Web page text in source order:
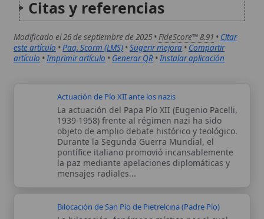
un cuerpo puede estar simultáneamente en
dos lugares distintos, se asocia en la
San Pío de Pietrelcina, conocido como Padre
Pío. Este artículo examina el concepto
teológico...
Autor:Comité editorial
Artículo supervisado por el Comité
editorial de Wikitólica. Las afirmaciones
del artículo están basadas y contrastadas
usando fuentes catolicas: escritos
patrísticos, de santos, artículos
teológicos, documentos históricos, actas
la Iglesia.Proceso editorial →